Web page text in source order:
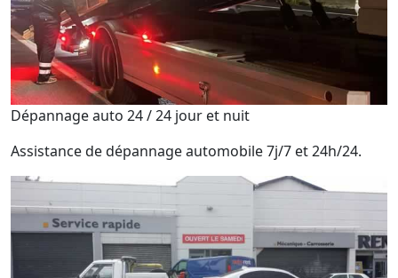
Dépannage auto 24 / 24 jour et nuit
Assistance de dépannage automobile 7j/7 et 24h/24.